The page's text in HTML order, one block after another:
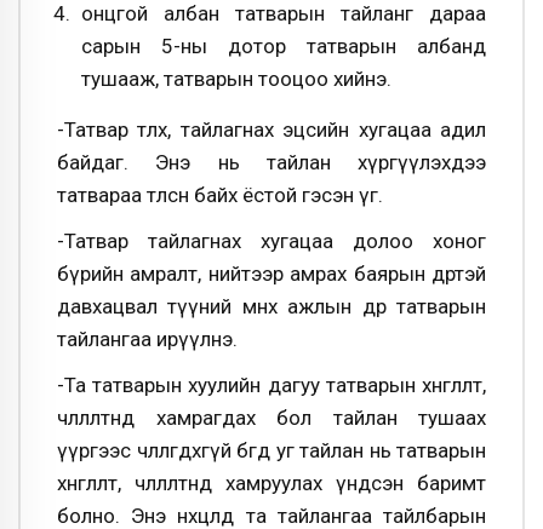
онцгой албан татварын тайланг дараа
сарын 5-ны дотор татварын албанд
тушааж, татварын тооцоо хийнэ.
-Татвар төлөх, тайлагнах эцсийн хугацаа адил
байдаг. Энэ нь тайлан хүргүүлэхдээ
татвараа төлсөн байх ёстой гэсэн үг.
-Татвар тайлагнах хугацаа долоо хоног
бүрийн амралт, нийтээр амрах баярын өдөртэй
давхацвал түүний өмнөх ажлын өдөр татварын
тайлангаа ирүүлнэ.
-Та татварын хуулийн дагуу татварын хөнгөлөлт,
чөлөөлөлтөнд хамрагдах бол тайлан тушаах
үүргээс чөлөөлөгдөхгүй бөгөөд уг тайлан нь татварын
хөнгөлөлт, чөлөөлөлтөнд хамруулах үндсэн баримт
болно. Энэ нөхцөлд та тайлангаа тайлбарын